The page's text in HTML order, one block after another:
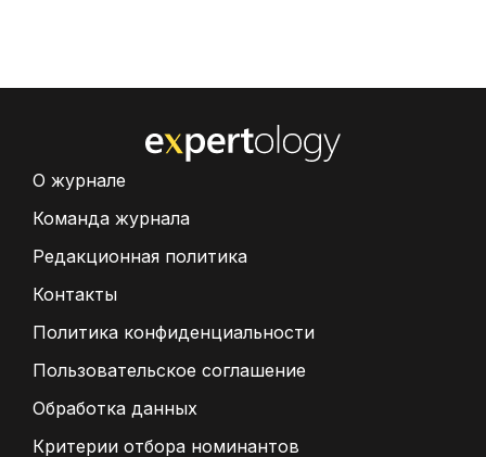
О журнале
Команда журнала
Редакционная политика
Контакты
Политика конфиденциальности
Пользовательское соглашение
Обработка данных
Критерии отбора номинантов